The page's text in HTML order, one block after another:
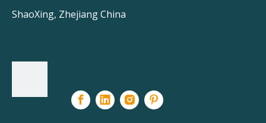
ShaoXing, Zhejiang China